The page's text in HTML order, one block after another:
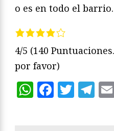
o es en todo el barrio.
4/5 (140
por favor)